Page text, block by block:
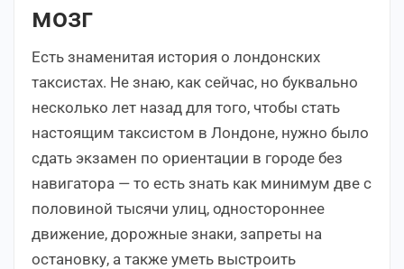
мозг
Есть знаменитая история о лондонских
таксистах. Не знаю, как сейчас, но буквально
несколько лет назад для того, чтобы стать
настоящим таксистом в Лондоне, нужно было
сдать экзамен по ориентации в городе без
навигатора — то есть знать как минимум две с
половиной тысячи улиц, одностороннее
движение, дорожные знаки, запреты на
остановку, а также уметь выстроить